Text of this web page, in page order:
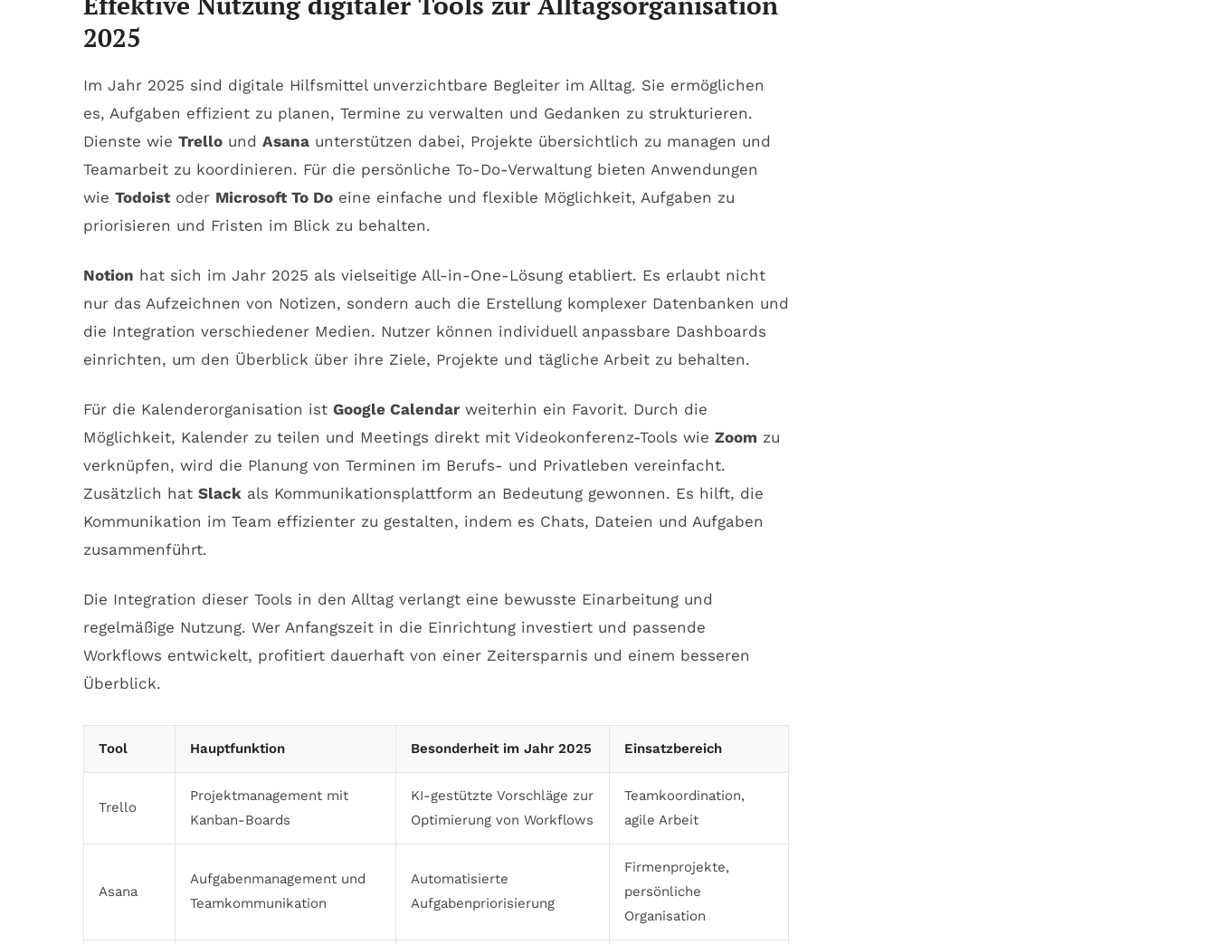
2025
Im Jahr 2025 sind digitale Hilfsmittel unverzichtbare Begleiter im Alltag. Sie ermöglichen
es, Aufgaben effizient zu planen, Termine zu verwalten und Gedanken zu strukturieren.
Dienste wie Trello und Asana unterstützen dabei, Projekte übersichtlich zu managen und
Teamarbeit zu koordinieren. Für die persönliche To-Do-Verwaltung bieten Anwendungen
wie Todoistoder Microsoft To Do eine einfache und flexible Möglichkeit, Aufgaben zu
priorisieren und Fristen im Blick zu behalten.
Notion hat sich im Jahr 2025 als vielseitige All-in-One-Lösung etabliert. Es erlaubt nicht
nur das Aufzeichnen von Notizen, sondern auch die Erstellung komplexer Datenbanken und
die Integration verschiedener Medien. Nutzer können individuell anpassbare Dashboards
einrichten, um den Überblick über ihre Ziele, Projekte und tägliche Arbeit zu behalten.
Für die Kalenderorganisation ist Google Calendar weiterhin ein Favorit. Durch die
Möglichkeit, Kalender zu teilen und Meetings direkt mit Videokonferenz-Tools wie Zoom zu
verknüpfen, wird die Planung von Terminen im Berufs- und Privatleben vereinfacht.
Zusätzlich hat Slack als Kommunikationsplattform an Bedeutung gewonnen. Es hilft, die
Kommunikation im Team effizienter zu gestalten, indem es Chats, Dateien und Aufgaben
zusammenführt.
Die Integration dieser Tools in den Alltag verlangt eine bewusste Einarbeitung und
regelmäßige Nutzung. Wer Anfangszeit in die Einrichtung investiert und passende
Workflows entwickelt, profitiert dauerhaft von einer Zeitersparnis und einem besseren
Überblick.
Tool Hauptfunktion Besonderheit im Jahr 2025 Einsatzbereich
Trello
Projektmanagement mit
Kanban-Boards
KI-gestützte Vorschläge zur
Optimierung von Workflows
Teamkoordination,
agile Arbeit
Asana
Aufgabenmanagement und
Teamkommunikation
Automatisierte
Aufgabenpriorisierung
Firmenprojekte,
persönliche
Organisation